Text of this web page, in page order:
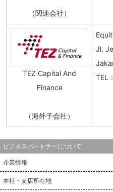
（関連会社）
TEZ Capital And
Finance
（海外子会社）
Jl.
TEL
ビジネスパートナーについて
企業情報
本社・支店所在地